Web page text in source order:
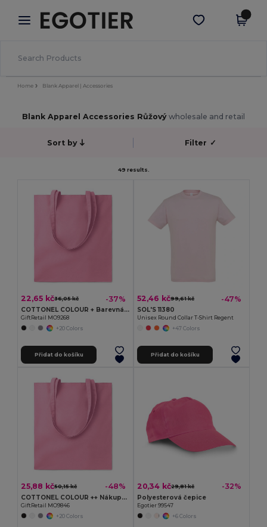
× Aplikace Egotier
Lepší ceny v aplikaci!
Stáhnout app
Home Blank Apparel | Accessories
Blank Apparel Accessories Růžový wholesale and retail
Sort by Filter ✓
49 results.
22,65 kč36,05 kč -37%
COTTONEL COLOUR + Barevná nákupní taška
GiftRetail MO9268
+20 Colors
Přidat do košíku
52,46 kč99,61 kč -47%
SOL'S 11380
Unisex Round Collar T-Shirt Regent
+47 Colors
Přidat do košíku
25,88 kč50,15 kč -48%
COTTONEL COLOUR ++ Nákupní taška z bavlny 180g
GiftRetail MO9846
+20 Colors
20,34 kč29,81 kč -32%
Polyesterová čepice
Egotier 99547
+6 Colors